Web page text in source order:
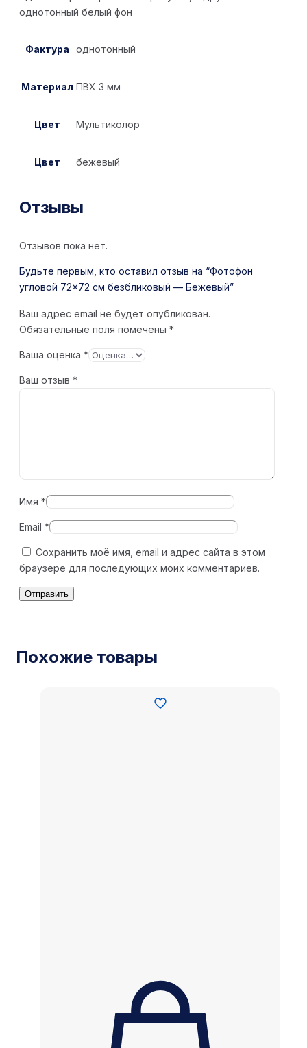
однотонный белый фон
Фактура однотонный
Материал ПВХ 3 мм
Цвет Мультиколор
Цвет бежевый
Отзывы
Отзывов пока нет.
Будьте первым, кто оставил отзыв на “Фотофон
угловой 72×72 см безбликовый — Бежевый”
Ваш адрес email не будет опубликован.
Обязательные поля помечены *
Ваша оценка *
Ваш отзыв *
Имя *
Email *
Сохранить моё имя, email и адрес сайта в этом
браузере для последующих моих комментариев.
Похожие товары